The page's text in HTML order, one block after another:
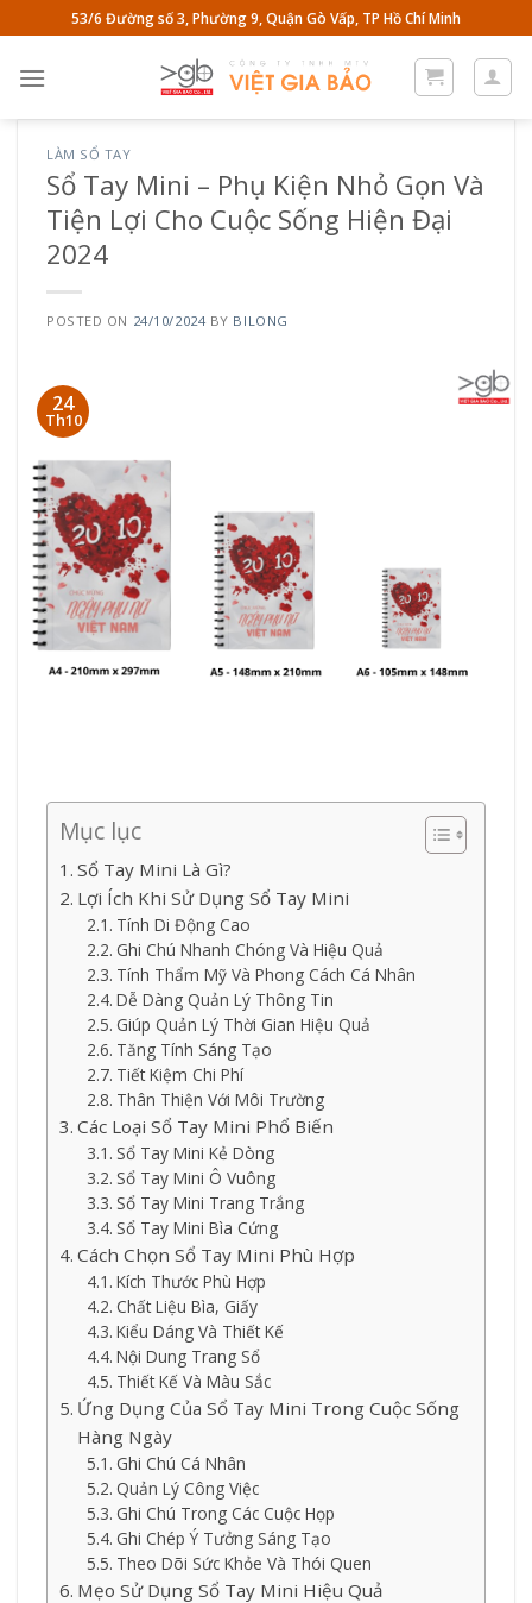
to
content
53/6 Đường số 3, Phường 9, Quận Gò Vấp, TP Hồ Chí Minh
LÀM SỔ TAY
Sổ Tay Mini – Phụ Kiện Nhỏ Gọn Và
Tiện Lợi Cho Cuộc Sống Hiện Đại
2024
POSTED ON 24/10/2024BY BILONG
24
Th10
Mục lục
Sổ Tay Mini Là Gì?
Lợi Ích Khi Sử Dụng Sổ Tay Mini
Tính Di Động Cao
Ghi Chú Nhanh Chóng Và Hiệu Quả
Tính Thẩm Mỹ Và Phong Cách Cá Nhân
Dễ Dàng Quản Lý Thông Tin
Giúp Quản Lý Thời Gian Hiệu Quả
Tăng Tính Sáng Tạo
Tiết Kiệm Chi Phí
Thân Thiện Với Môi Trường
Các Loại Sổ Tay Mini Phổ Biến
Sổ Tay Mini Kẻ Dòng
Sổ Tay Mini Ô Vuông
Sổ Tay Mini Trang Trắng
Sổ Tay Mini Bìa Cứng
Cách Chọn Sổ Tay Mini Phù Hợp
Kích Thước Phù Hợp
Chất Liệu Bìa, Giấy
Kiểu Dáng Và Thiết Kế
Nội Dung Trang Sổ
Thiết Kế Và Màu Sắc
Ứng Dụng Của Sổ Tay Mini Trong Cuộc Sống
Hàng Ngày
Ghi Chú Cá Nhân
Quản Lý Công Việc
Ghi Chú Trong Các Cuộc Họp
Ghi Chép Ý Tưởng Sáng Tạo
Theo Dõi Sức Khỏe Và Thói Quen
Mẹo Sử Dụng Sổ Tay Mini Hiệu Quả